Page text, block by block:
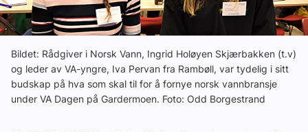
eBlad
Aktivitetskalender
Bransjekommentar
Bildet: Rådgiver i Norsk Vann, Ingrid Holøyen Skjærbakken (t.v)
og leder av VA-yngre, Iva Pervan fra Rambøll, var tydelig i sitt
budskap på hva som skal til for å fornye norsk vannbransje
under VA Dagen på Gardermoen. Foto: Odd Borgestrand